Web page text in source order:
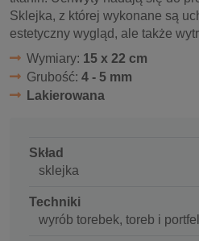
Sklejka, z której wykonane są
estetyczny wygląd, ale także
Wymiary: 15 x 22 cm
Grubość: 4 - 5 mm
Lakierowana
Skład
sklejka
Techniki
wyrób torebek, toreb i